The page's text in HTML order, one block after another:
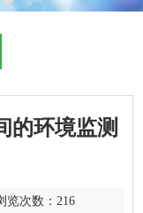
的环境监测
览次数： 216